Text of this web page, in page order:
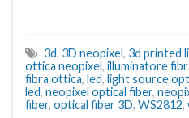
3d, 3D neopixel, 3d printed
ottica neopixel, illuminatore
fibra ottica, led, light source
led, neopixel optical fiber,
fiber, optical fiber 3D, WS2812,